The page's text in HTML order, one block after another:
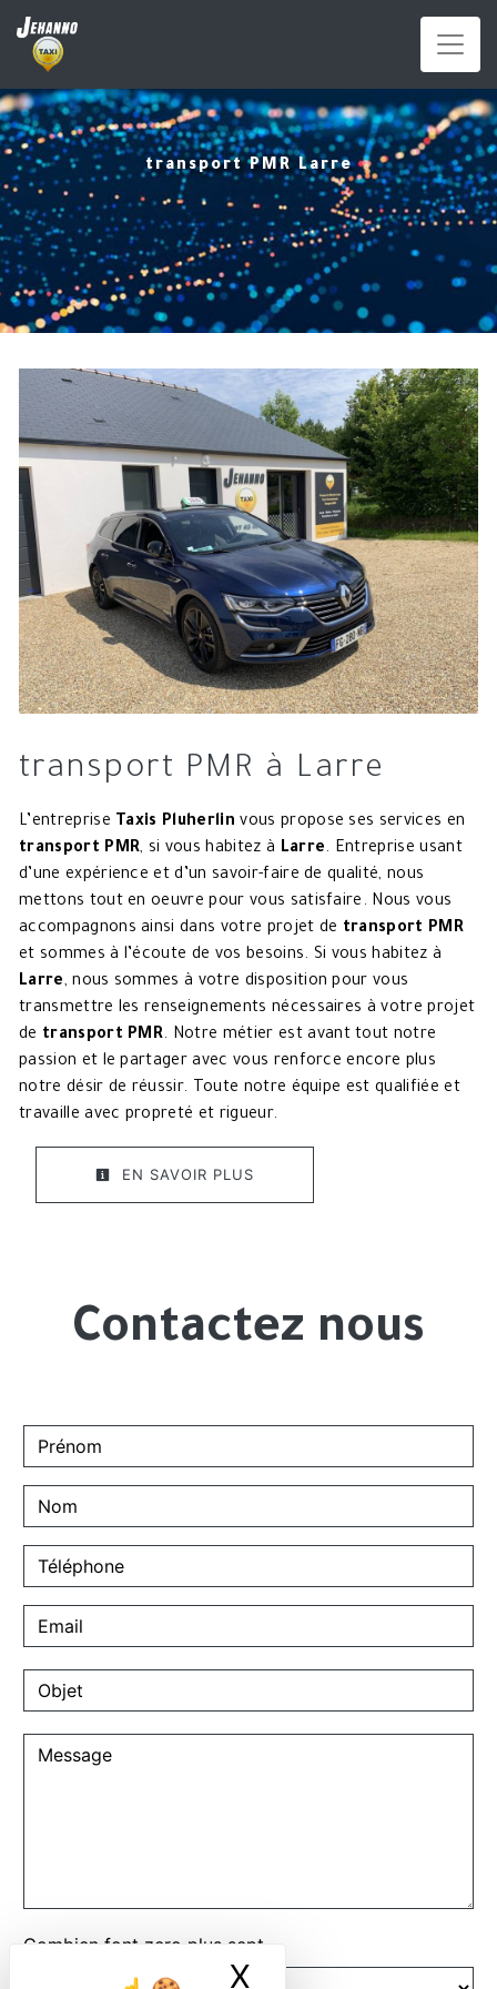
Panneau de gestion des cookies
X Masquer le
transport PMR Larre
transport PMR à Larre
L’entreprise Taxis Pluherlin vous propose ses services en
transport PMR, si vous habitez à Larre. Entreprise usant
d’une expérience et d’un savoir-faire de qualité, nous
mettons tout en oeuvre pour vous satisfaire. Nous vous
accompagnons ainsi dans votre projet de transport PMR
et sommes à l’écoute de vos besoins. Si vous habitez à
Larre, nous sommes à votre disposition pour vous
transmettre les renseignements nécessaires à votre projet
de transport PMR. Notre métier est avant tout notre
passion et le partager avec vous renforce encore plus
notre désir de réussir. Toute notre équipe est qualifiée et
travaille avec propreté et rigueur.
EN SAVOIR PLUS
Contactez nous
Combien font zero plus sept